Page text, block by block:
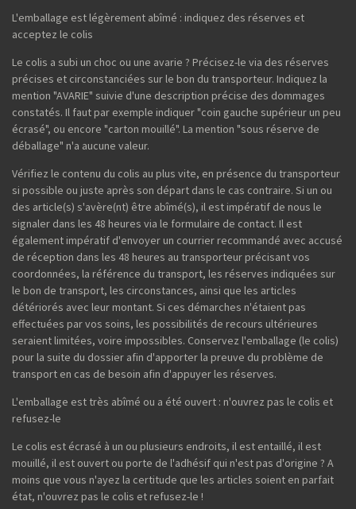
L'emballage est légèrement abîmé : indiquez des réserves et
acceptez le colis
Le colis a subi un choc ou une avarie ? Précisez-le via des réserves
précises et circonstanciées sur le bon du transporteur. Indiquez la
mention "AVARIE" suivie d'une description précise des dommages
constatés. Il faut par exemple indiquer "coin gauche supérieur un peu
écrasé", ou encore "carton mouillé". La mention "sous réserve de
déballage" n'a aucune valeur.
Vérifiez le contenu du colis au plus vite, en présence du transporteur
si possible ou juste après son départ dans le cas contraire. Si un ou
des article(s) s'avère(nt) être abîmé(s), il est impératif de nous le
signaler dans les 48 heures via le formulaire de contact. Il est
également impératif d'envoyer un courrier recommandé avec accusé
de réception dans les 48 heures au transporteur précisant vos
coordonnées, la référence du transport, les réserves indiquées sur
le bon de transport, les circonstances, ainsi que les articles
détériorés avec leur montant. Si ces démarches n'étaient pas
effectuées par vos soins, les possibilités de recours ultérieures
seraient limitées, voire impossibles. Conservez l'emballage (le colis)
pour la suite du dossier afin d'apporter la preuve du problème de
transport en cas de besoin afin d'appuyer les réserves.
L'emballage est très abîmé ou a été ouvert : n'ouvrez pas le colis et
refusez-le
Le colis est écrasé à un ou plusieurs endroits, il est entaillé, il est
mouillé, il est ouvert ou porte de l'adhésif qui n'est pas d'origine ? A
moins que vous n'ayez la certitude que les articles soient en parfait
état, n'ouvrez pas le colis et refusez-le !